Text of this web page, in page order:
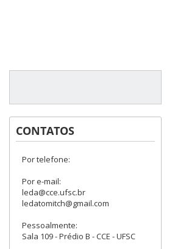
CONTATOS
Por telefone:
Por e-mail:
leda@cce.ufsc.br
ledatomitch@gmail.com
Pessoalmente:
Sala 109 - Prédio B - CCE - UFSC